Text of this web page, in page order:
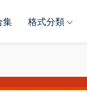
集 格式分類